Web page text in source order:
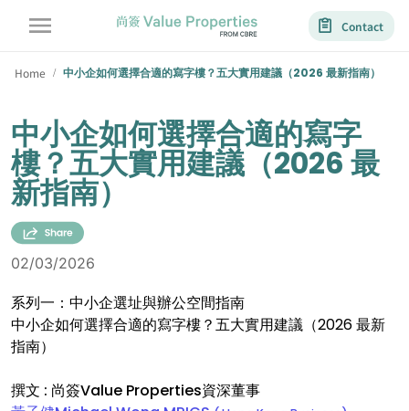
Contact
Home / 中小企如何選擇合適的寫字樓？五大實用建議（2026 最新指南）
中小企如何選擇合適的寫字
樓？五大實用建議（2026 最
新指南）
02/03/2026
系列一：中小企選址與辦公空間指南
中小企如何選擇合適的寫字樓？五大實用建議（2026 最新
指南）
撰文 : 尚簽Value Properties資深董事